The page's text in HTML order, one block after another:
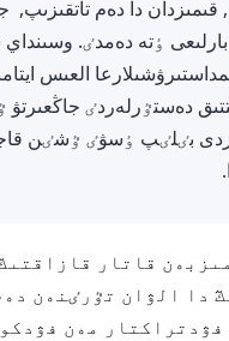
قىمىزدان دا دەم
ٶتە دەمدٸ. وسىنداي
العىس
دەستٷرلەردٸ
بٸلٸپ ٶسۋٸ ٷشٸن
قاتار
دا الۋان تٷرٸنەن
فۋدتراكتار مەن